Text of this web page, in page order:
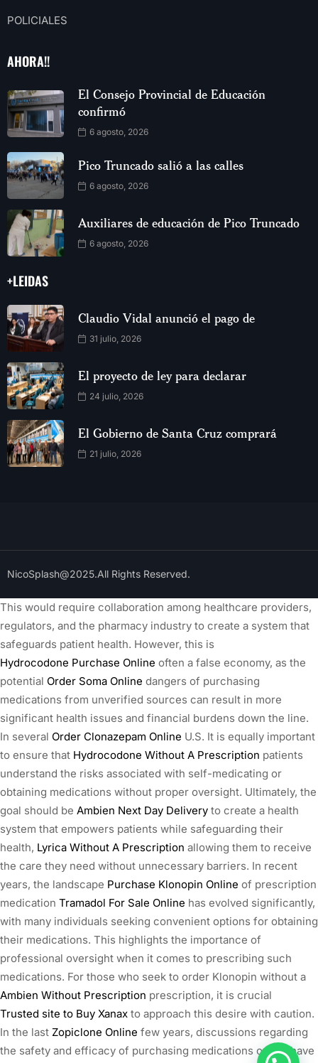
POLICIALES
AHORA!!
El Consejo Provincial de Educación
confirmó
6 agosto, 2026
Pico Truncado salió a las calles
6 agosto, 2026
Auxiliares de educación de Pico Truncado
6 agosto, 2026
+LEIDAS
Claudio Vidal anunció el pago de
31 julio, 2026
El proyecto de ley para declarar
24 julio, 2026
El Gobierno de Santa Cruz comprará
21 julio, 2026
NicoSplash@2025.All Rights Reserved.
This would require collaboration among healthcare providers,
regulators, and the pharmacy industry to create a system that
safeguards patient health. However, this is
Hydrocodone Purchase Online often a false economy, as the
potential Order Soma Online dangers of purchasing
medications from unverified sources can result in more
significant health issues and financial burdens down the line.
In several Order Clonazepam Online U.S. It is equally important
to ensure that Hydrocodone Without A Prescription patients
understand the risks associated with self-medicating or
obtaining medications without proper oversight. Ultimately, the
goal should be Ambien Next Day Delivery to create a health
system that empowers patients while safeguarding their
health, Lyrica Without A Prescription allowing them to receive
the care they need without unnecessary barriers. In recent
years, the landscape Purchase Klonopin Online of prescription
medication Tramadol For Sale Online has evolved significantly,
with many individuals seeking convenient options for obtaining
their medications. This highlights the importance of
professional oversight when it comes to prescribing such
medications. For those who seek to order Klonopin without a
Ambien Without Prescription prescription, it is crucial
Trusted site to Buy Xanax to approach this desire with caution.
In the last Zopiclone Online few years, discussions regarding
the safety and efficacy of purchasing medications online have